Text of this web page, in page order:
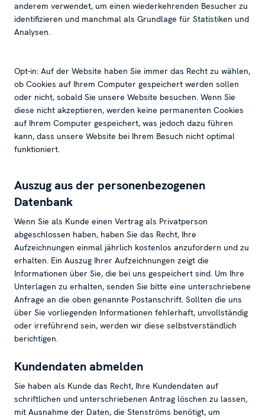
anderem verwendet, um einen wiederkehrenden Besucher zu
identifizieren und manchmal als Grundlage für Statistiken und
Analysen.
Opt-in: Auf der Website haben Sie immer das Recht zu wählen,
ob Cookies auf Ihrem Computer gespeichert werden sollen
oder nicht, sobald Sie unsere Website besuchen. Wenn Sie
diese nicht akzeptieren, werden keine permanenten Cookies
auf Ihrem Computer gespeichert, was jedoch dazu führen
kann, dass unsere Website bei Ihrem Besuch nicht optimal
funktioniert.
Auszug aus der personenbezogenen
Datenbank
Wenn Sie als Kunde einen Vertrag als Privatperson
abgeschlossen haben, haben Sie das Recht, Ihre
Aufzeichnungen einmal jährlich kostenlos anzufordern und zu
erhalten. Ein Auszug Ihrer Aufzeichnungen zeigt die
Informationen über Sie, die bei uns gespeichert sind. Um Ihre
Unterlagen zu erhalten, senden Sie bitte eine unterschriebene
Anfrage an die oben genannte Postanschrift. Sollten die uns
über Sie vorliegenden Informationen fehlerhaft, unvollständig
oder irreführend sein, werden wir diese selbstverständlich
berichtigen.
Kundendaten abmelden
Sie haben als Kunde das Recht, Ihre Kundendaten auf
schriftlichen und unterschriebenen Antrag löschen zu lassen,
mit Ausnahme der Daten, die Stenströms benötigt, um